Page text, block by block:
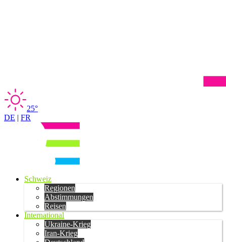
25°
DE | FR
Schweiz
Regionen
Abstimmungen
Reisen
International
Ukraine-Krieg
Iran-Krieg